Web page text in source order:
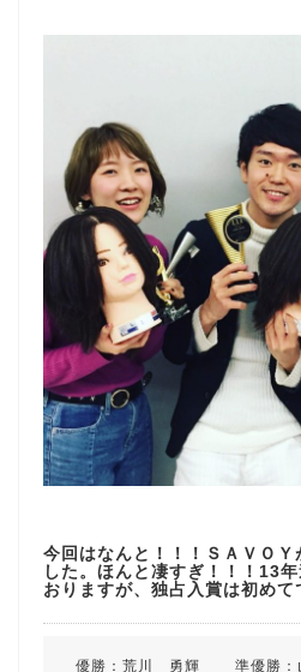
今回はなんと！！！ ＳＡＶＯ
した。ほんと凄すぎ！！！13
おりますが、独占入賞は初めて
優勝：荒川 勇輝 準優勝